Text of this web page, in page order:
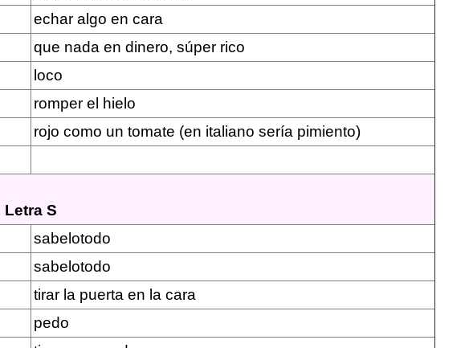
echar algo en cara
que nada en dinero, súper rico
loco
romper el hielo
rojo como un tomate (en italiano sería pimiento)
Letra S
sabelotodo
sabelotodo
tirar la puerta en la cara
pedo